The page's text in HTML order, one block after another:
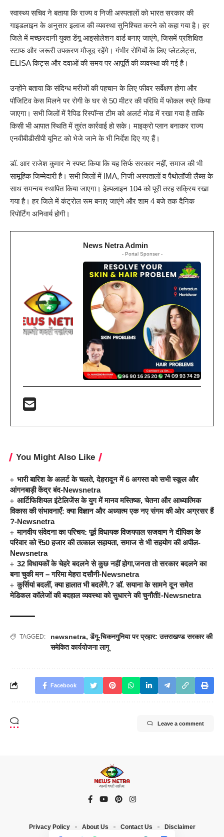
स्वास्थ्य सचिव ने बताया कि राज्य व निजी अस्पतालों को भारत सरकार की
गाइडलाइन के अनुसार इलाज की व्यवस्था सुनिश्चित करने को कहा गया है। हर
जिले में मच्छरदानी युक्त डेंगू आइसोलेशन वार्ड बनाए जाएंगे, जिसमें प्रशिक्षित
स्टाफ और जरूरी उपकरण मौजूद रहेंगे। गंभीर रोगियों के लिए प्लेटलेट्स,
ELISA किट्स और दवाओं की समय पर आपूर्ति की व्यवस्था की गई है।
उन्होंने बताया कि संदिग्ध मरीजों की पहचान के लिए फीवर सर्वेक्षण होगा और
पॉजिटिव केस मिलने पर रोगी के घर से 50 मीटर की परिधि में फोकल स्प्रे किया
जाएगा। सभी जिलों में रैपिड रिस्पॉन्स टीम को अलर्ट मोड में रखा गया है ताकि
किसी भी आपात स्थिति में तुरंत कार्रवाई हो सके। माइक्रो प्लान बनाकर राज्य
एनवीबीडीसीपी यूनिट को भेजे जाने के भी निर्देश दिए गए हैं।
डॉ. आर राजेश कुमार ने स्पष्ट किया कि यह सिर्फ सरकार नहीं, समाज की भी
सामूहिक जिम्मेदारी है। सभी जिलों में IMA, निजी अस्पतालों व पैथोलॉजी लैब्स के
साथ समन्वय स्थापित किया जाएगा। हेल्पलाइन 104 को पूरी तरह सक्रिय रखा
गया है। हर जिले में कंट्रोल रूम बनाए जाएंगे और शाम 4 बजे तक दैनिक
रिपोर्टिंग अनिवार्य होगी।
News Netra Admin
- Portal Sponser -
You Might Also Like
भारी बारिश के अलर्ट के चलते, देहरादून में 6 अगस्त को सभी स्कूल और
आंगनबाड़ी केंद्र बंद-Newsnetra
आर्टिफिशियल इंटेलिजेंस के युग में मानव मस्तिष्क, चेतना और आध्यात्मिक
विकास की संभावनाएँ: क्या विज्ञान और अध्यात्म एक नए संगम की ओर अग्रसर हैं
?-Newsnetra
मानवीय संवेदना का परिचय: पूर्व विधायक विजयपाल सजवाण ने दीपिका के
परिवार को ₹50 हजार की तत्काल सहायता, समाज से भी सहयोग की अपील-
Newsnetra
32 विधायकों के चेहरे बदलने से कुछ नहीं होगा,जनता तो सरकार बदलने का
बना चुकी मन – गरिमा मेहरा दसौनी-Newsnetra
कुर्सियां बदलीं, क्या हालात भी बदलेंगे.? डॉ. सयाना के सामने दून समेत
मेडिकल कॉलेजों की बदहाल व्यवस्था को सुधारने की चुनौती!-Newsnetra
TAGGED: newsnetra,डेंगू-चिकनगुनिया पर प्रहार: उत्तराखण्ड सरकार की
समेकित कार्ययोजना लागू
Facebook
Leave a comment
Privacy Policy About Us Contact Us Disclaimer